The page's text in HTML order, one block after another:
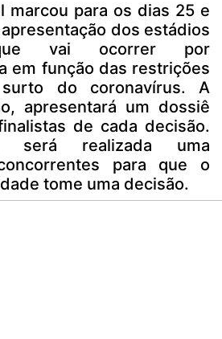
para os dias 25 e
dos estádios
vai ocorrer por
em função das restrições
do coronavírus. A
apresentará um dossiê
de cada decisão.
será realizada uma
para que o
tome uma decisão.